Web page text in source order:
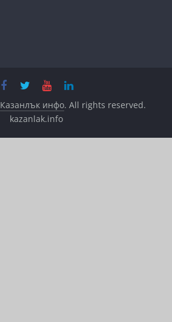
Казанлък инфо. All rights reserved.
kazanlak.info